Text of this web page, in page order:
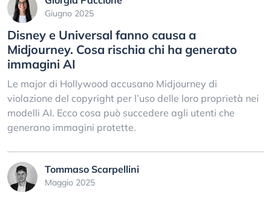
Giugno 2025
Disney e Universal fanno causa a
Midjourney. Cosa rischia chi ha generato
immagini AI
Le major di Hollywood accusano Midjourney di
violazione del copyright per l’uso delle loro proprietà nei
modelli AI. Ecco cosa può succedere agli utenti che
generano immagini protette.
Tommaso Scarpellini
Maggio 2025